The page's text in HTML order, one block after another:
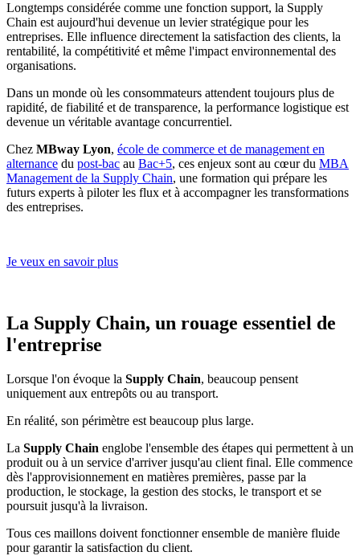
Longtemps considérée comme une fonction support, la Supply
Chain est aujourd'hui devenue un levier stratégique pour les
entreprises. Elle influence directement la satisfaction des clients, la
rentabilité, la compétitivité et même l'impact environnemental des
organisations.
Dans un monde où les consommateurs attendent toujours plus de
rapidité, de fiabilité et de transparence, la performance logistique est
devenue un véritable avantage concurrentiel.
Chez MBway Lyon, école de commerce et de management en
alternance du post-bac au Bac+5, ces enjeux sont au cœur du MBA
Management de la Supply Chain, une formation qui prépare les
futurs experts à piloter les flux et à accompagner les transformations
des entreprises.
Je veux en savoir plus
La Supply Chain, un rouage essentiel de
l'entreprise
Lorsque l'on évoque la Supply Chain, beaucoup pensent
uniquement aux entrepôts ou au transport.
En réalité, son périmètre est beaucoup plus large.
La Supply Chain englobe l'ensemble des étapes qui permettent à un
produit ou à un service d'arriver jusqu'au client final. Elle commence
dès l'approvisionnement en matières premières, passe par la
production, le stockage, la gestion des stocks, le transport et se
poursuit jusqu'à la livraison.
Tous ces maillons doivent fonctionner ensemble de manière fluide
pour garantir la satisfaction du client.